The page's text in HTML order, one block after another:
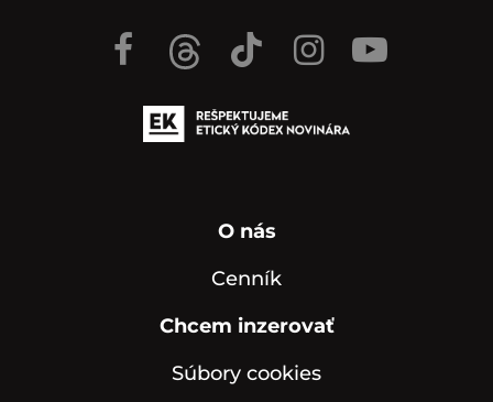
O nás
Cenník
Chcem inzerovať
Súbory cookies